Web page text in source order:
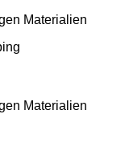
Materialien
Materialien